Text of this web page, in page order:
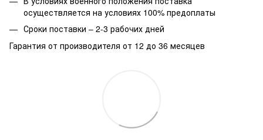
осуществляется на условиях 100% предоплаты
Сроки поставки – 2-3 рабочих дней
Гарантия от производителя от 12 до 36 месяцев